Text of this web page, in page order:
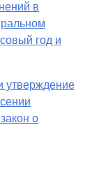
в
год и
утверждение
о